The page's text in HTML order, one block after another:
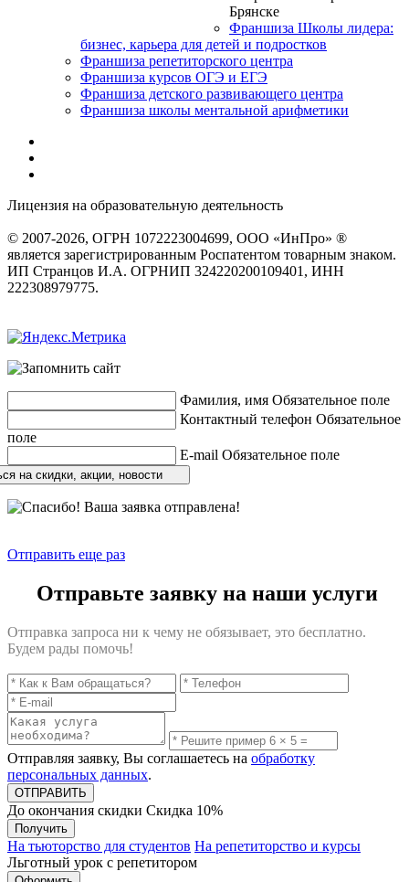
Брянске
Франшиза Школы лидера:
бизнес, карьера для детей и подростков
Франшиза репетиторского центра
Франшиза курсов ОГЭ и ЕГЭ
Франшиза детского развивающего центра
Франшиза школы ментальной арифметики
Лицензия на образовательную деятельность
© 2007-2026, ОГРН 1072223004699, ООО «ИнПро» ®
является зарегистрированным Роспатентом товарным знаком.
ИП Странцов И.А. ОГРНИП 324220200109401, ИНН
222308979775.
Фамилия, имя Обязательное поле
Контактный телефон Обязательное
поле
E-mail Обязательное поле
на скидки, акции, новости
Отправить еще раз
Отправьте заявку на наши услуги
Отправка запроса ни к чему не обязывает, это бесплатно.
Будем рады помочь!
Отправляя заявку, Вы соглашаетесь на обработку
персональных данных.
До окончания скидки Скидка 10%
Получить
На тьюторство для студентов На репетиторство и курсы
Льготный урок с репетитором